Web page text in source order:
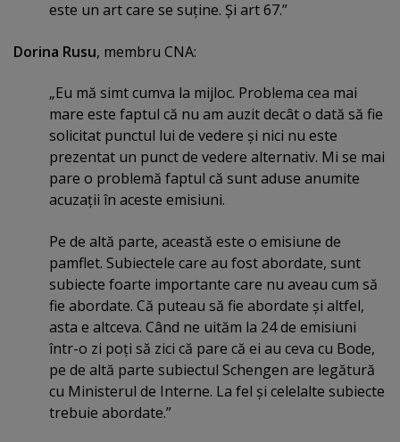
este un art care se suţine. Şi art 67.”
Dorina Rusu, membru CNA:
„Eu mă simt cumva la mijloc. Problema cea mai
mare este faptul că nu am auzit decât o dată să fie
solicitat punctul lui de vedere şi nici nu este
prezentat un punct de vedere alternativ. Mi se mai
pare o problemă faptul că sunt aduse anumite
acuzaţii în aceste emisiuni.
Pe de altă parte, această este o emisiune de
pamflet. Subiectele care au fost abordate, sunt
subiecte foarte importante care nu aveau cum să
fie abordate. Că puteau să fie abordate şi altfel,
asta e altceva. Când ne uităm la 24 de emisiuni
într-o zi poţi să zici că pare că ei au ceva cu Bode,
pe de altă parte subiectul Schengen are legătură
cu Ministerul de Interne. La fel şi celelalte subiecte
trebuie abordate.”